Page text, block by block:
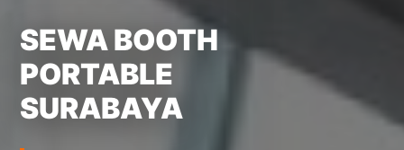
SEWA BOOTH
PORTABLE
SURABAYA